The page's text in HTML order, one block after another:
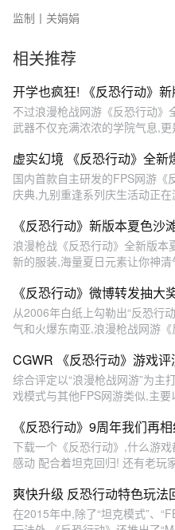
监制 丨 关娟娟
相关推荐
开学也疯狂! 《反恐行动》
不过浪漫枪战网游《反恐行动》
武器不仅充满浓浓的学院气息,
虚实幻境 《反恐行动》全新
国内首款自主研发的FPS网游《
庆典,九别重逢系列庆生活动正
《反恐行动》新版本夏色沙
浪漫枪战《反恐行动》全新版
新的服装,海量夏日元素让你神
《反恐行动》微博转发抽大
从2006年白纸上勾勒出“反恐行
气和火爆东南亚,浪漫枪战网游
CGWR 《反恐行动》游戏评
综合评定以“浪漫枪战网游”为主
戏模式与其他FPS网游类似,主
《反恐行动》9周年我们再
下载一个《反恐行动》,什么游
感动 配合着坦克回归! 还有老玩
爽快升级 反恐行动特色玩法
在2015年中,除了“坦克模式”、